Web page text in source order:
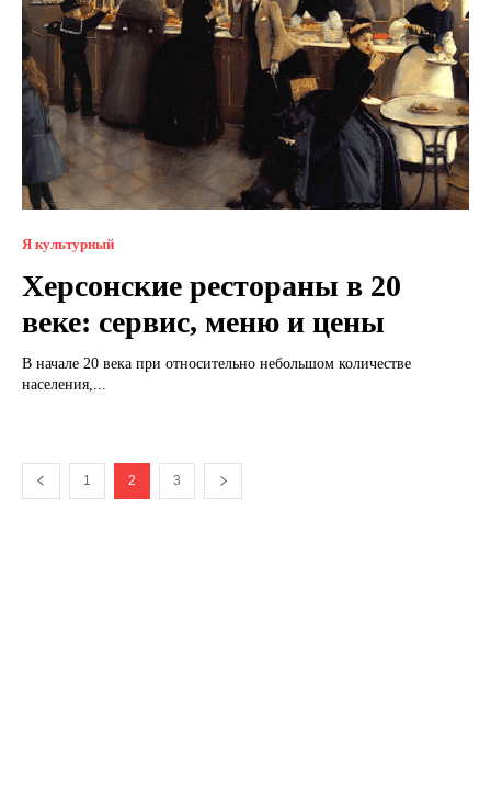
Я культурный
Херсонские рестораны в 20
веке: сервис, меню и цены
В начале 20 века при относительно небольшом количестве
населения,...
1 2 3